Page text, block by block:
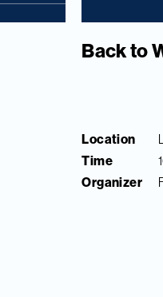
Back to
Location
Time
Organizer